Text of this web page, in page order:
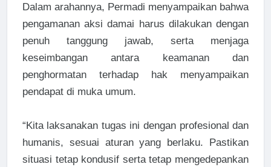
Dalam arahannya, Permadi menyampaikan bahwa
pengamanan aksi damai harus dilakukan dengan
penuh tanggung jawab, serta menjaga
keseimbangan antara keamanan dan
penghormatan terhadap hak menyampaikan
pendapat di muka umum.
“Kita laksanakan tugas ini dengan profesional dan
humanis, sesuai aturan yang berlaku. Pastikan
situasi tetap kondusif serta tetap mengedepankan